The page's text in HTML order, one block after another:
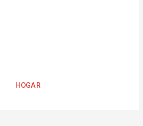
HOGAR